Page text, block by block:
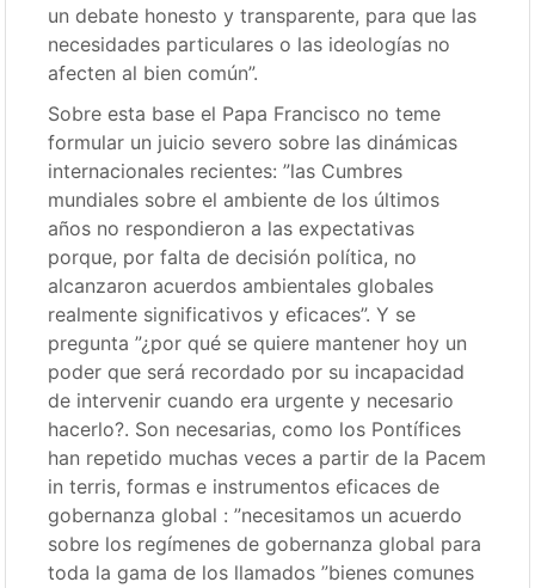
un debate honesto y transparente, para que las
necesidades particulares o las ideologías no
afecten al bien común”.
Sobre esta base el Papa Francisco no teme
formular un juicio severo sobre las dinámicas
internacionales recientes: ”las Cumbres
mundiales sobre el ambiente de los últimos
años no respondieron a las expectativas
porque, por falta de decisión política, no
alcanzaron acuerdos ambientales globales
realmente significativos y eficaces”. Y se
pregunta ”¿por qué se quiere mantener hoy un
poder que será recordado por su incapacidad
de intervenir cuando era urgente y necesario
hacerlo?. Son necesarias, como los Pontífices
han repetido muchas veces a partir de la Pacem
in terris, formas e instrumentos eficaces de
gobernanza global : ”necesitamos un acuerdo
sobre los regímenes de gobernanza global para
toda la gama de los llamados ”bienes comunes